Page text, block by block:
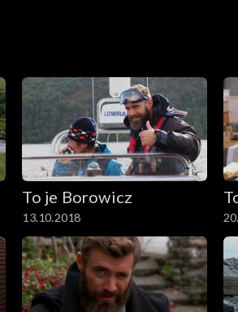
To je Borowicz
13.10.2018